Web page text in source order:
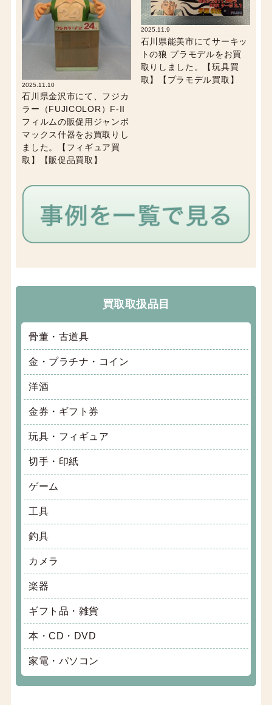
2025.11.10
石川県金沢市にて、フジカ
ラー（FUJICOLOR）F-II
フィルムの販促用ジャンボ
マックス什器をお買取りし
ました。【フィギュア買
取】【販促品買取】
2025.11.9
石川県能美市にてサーキッ
トの狼 プラモデルをお買
取りしました。【玩具買
取】【プラモデル買取】
買取取扱品目
骨董・古道具
金・プラチナ・コイン
洋酒
金券・ギフト券
玩具・フィギュア
切手・印紙
ゲーム
工具
釣具
カメラ
楽器
ギフト品・雑貨
本・CD・DVD
家電・パソコン